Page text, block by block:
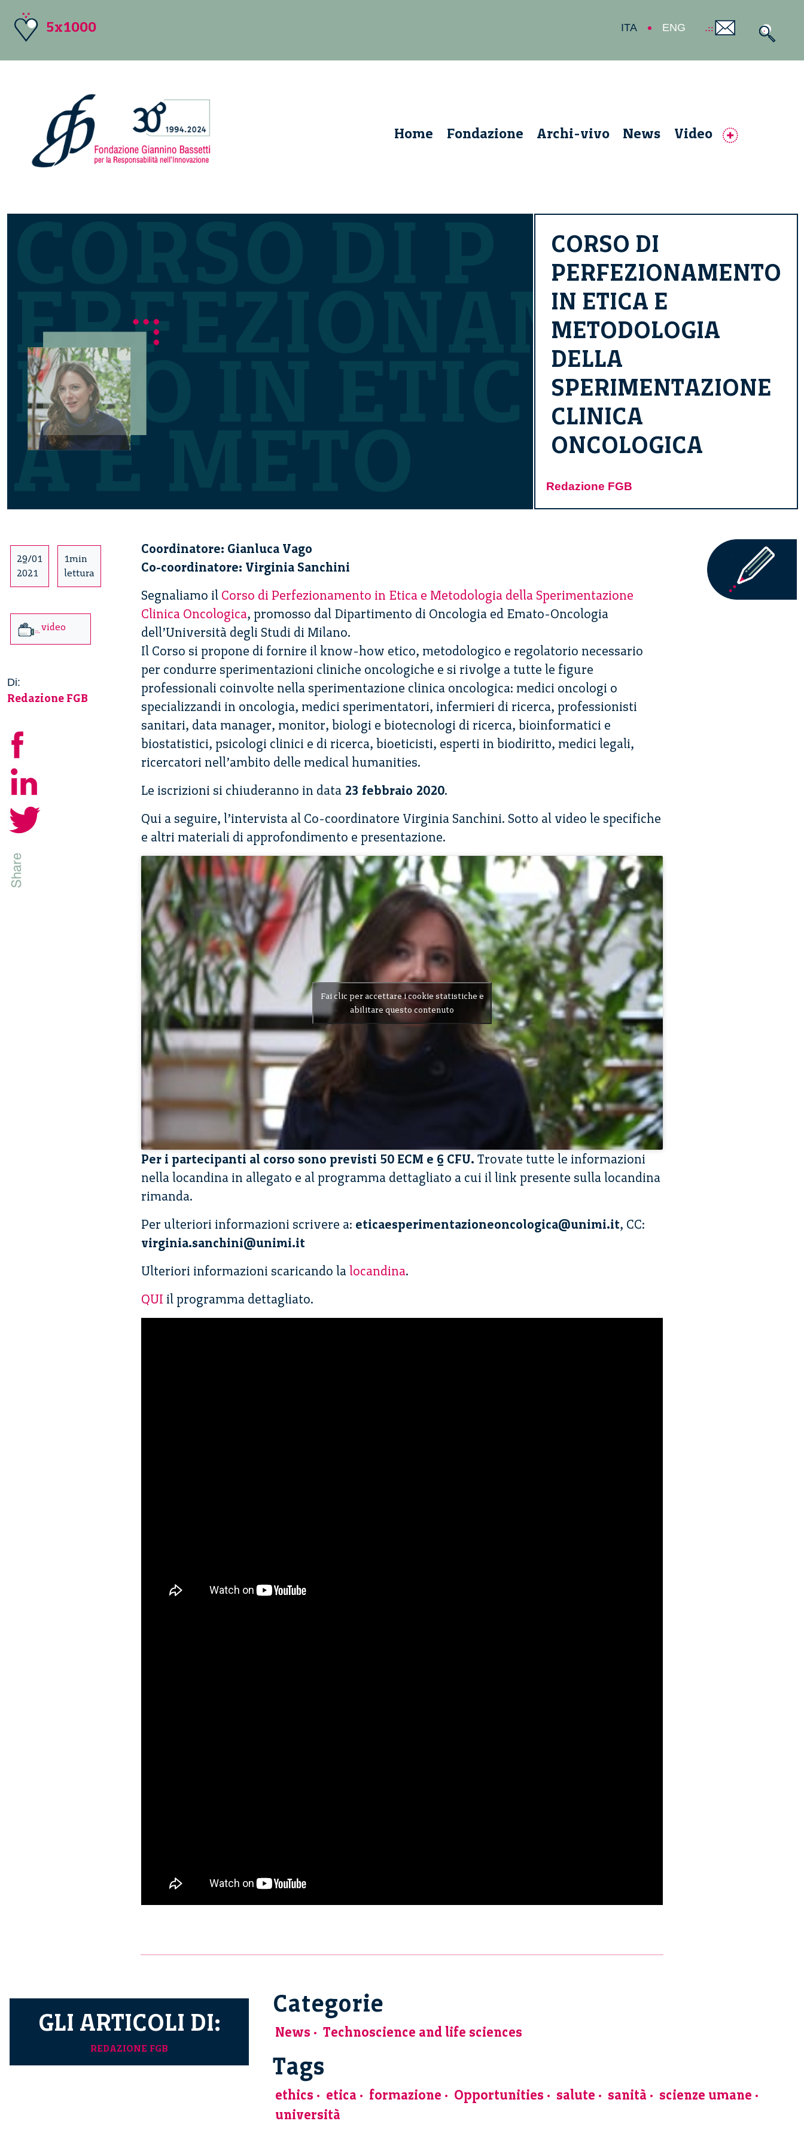
5x1000 ITA ENG
Home Fondazione Archi-vivo News Video
CORSO DI
PERFEZIONAMENTO
IN ETICA E
METODOLOGIA
DELLA
SPERIMENTAZIONE
CLINICA
ONCOLOGICA
Redazione FGB
29/01
2021
1min
lettura
video
Di:
Redazione FGB
Coordinatore: Gianluca Vago
Co-coordinatore: Virginia Sanchini
Segnaliamo il Corso di Perfezionamento in Etica e Metodologia della Sperimentazione
Clinica Oncologica, promosso dal Dipartimento di Oncologia ed Emato-Oncologia
dell’Università degli Studi di Milano.
Il Corso si propone di fornire il know-how etico, metodologico e regolatorio necessario
per condurre sperimentazioni cliniche oncologiche e si rivolge a tutte le figure
professionali coinvolte nella sperimentazione clinica oncologica: medici oncologi o
specializzandi in oncologia, medici sperimentatori, infermieri di ricerca, professionisti
sanitari, data manager, monitor, biologi e biotecnologi di ricerca, bioinformatici e
biostatistici, psicologi clinici e di ricerca, bioeticisti, esperti in biodiritto, medici legali,
ricercatori nell’ambito delle medical humanities.
Le iscrizioni si chiuderanno in data 23 febbraio 2020.
Qui a seguire, l’intervista al Co-coordinatore Virginia Sanchini. Sotto al video le specifiche
e altri materiali di approfondimento e presentazione.
Fai clic per accettare i cookie statistiche e
abilitare questo contenuto
Per i partecipanti al corso sono previsti 50 ECM e 6 CFU. Trovate tutte le informazioni
nella locandina in allegato e al programma dettagliato a cui il link presente sulla locandina
rimanda.
Per ulteriori informazioni scrivere a: eticaesperimentazioneoncologica@unimi.it, CC:
virginia.sanchini@unimi.it
Ulteriori informazioni scaricando la locandina.
QUI il programma dettagliato.
GLI ARTICOLI DI:
REDAZIONE FGB
Categorie
News Technoscience and life sciences
Tags
ethics etica formazione Opportunities salute sanità
scienze umane
università